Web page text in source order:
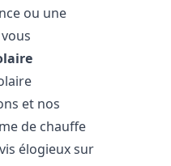
ou une
et nos
de chauffe
élogieux sur